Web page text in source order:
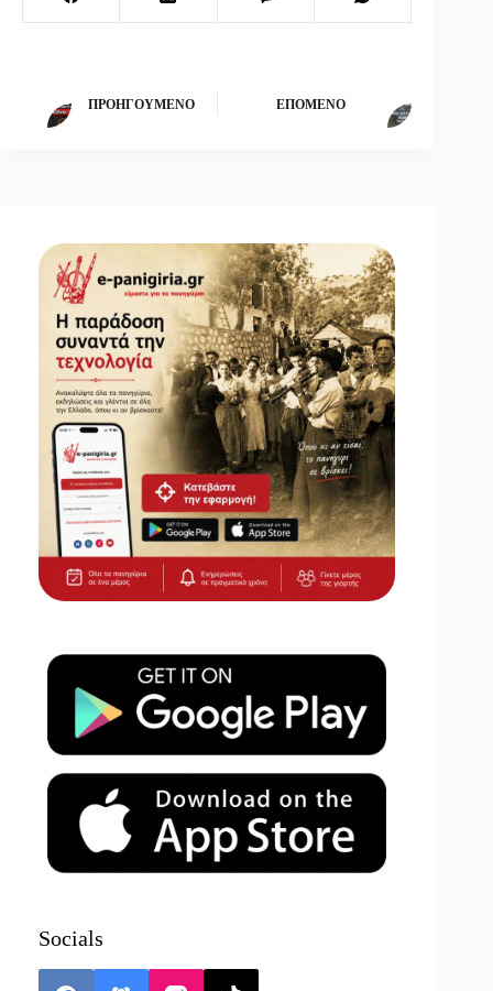
ΠΡΟΗΓΟΎΜΕΝΟ ΕΠΌΜΕΝΟ
Socials